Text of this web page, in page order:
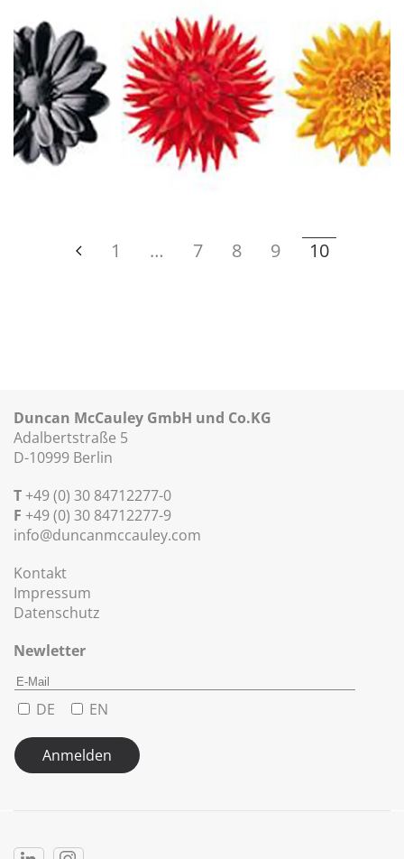
1 … 7 8 9 10
Duncan McCauley GmbH und Co.KG
Adalbertstraße 5
D-10999 Berlin
T +49 (0) 30 84712277-0
F +49 (0) 30 84712277-9
info@duncanmccauley.com
Kontakt
Impressum
Datenschutz
Newletter
DE EN
Anmelden